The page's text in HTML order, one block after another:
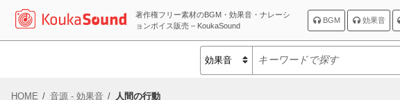
著作権フリー素材のBGM・効果音・ナレーシ
ョンボイス販売 – KoukaSound
BGM 効果音
HOME 音源 - 効果音 人間の行動